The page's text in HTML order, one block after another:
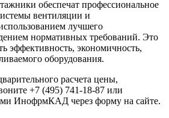
обеспечат профессиональное
вентиляции и
лучшего
нормативных требований. Это
эффективность, экономичность,
оборудования.
расчета цены,
+7 (495) 741-18-87 или
ИнофрмКАД через форму на сайте.